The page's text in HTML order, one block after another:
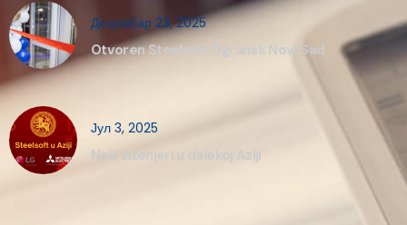
Децембар 23, 2025
Otvoren Steelsoft Ogranak Novi Sad
Јул 3, 2025
Naši inženjeri u dalekoj Aziji